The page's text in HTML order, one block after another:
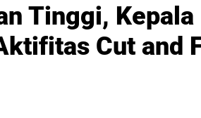
Tinggi, Kepala
Cut and